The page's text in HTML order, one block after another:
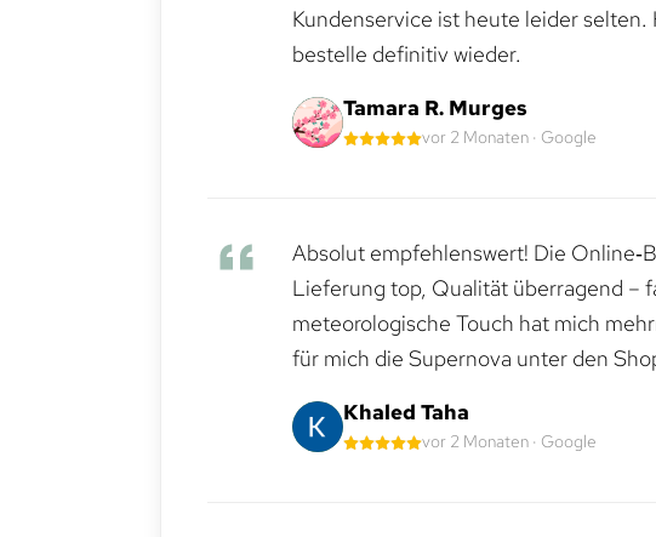
Kundenservice ist heute leider
bestelle definitiv wieder.
Tamara R. Murges
vor 2 Monaten · Google
Absolut empfehlenswert! Die
Lieferung top, Qualität überragend –
meteorologische Touch hat mich
für mich die Supernova unter den
Khaled Taha
vor 2 Monaten · Google